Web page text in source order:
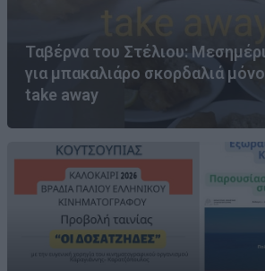
Ταβέρνα του Στέλιου:
για μπακαλιάρο σκορδαλιά
take away